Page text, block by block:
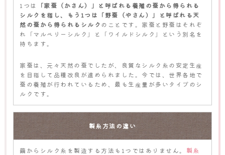
1つは
「家蚕（かさん）」と呼ばれる養殖の蚕から得られる
シルクを指し、もう1つは「野蚕（やさん）」と呼ばれる天
然の蚕から得られるシルク のことです。家蚕と野蚕はそれぞ
れ「マルベリーシルク」と「ワイルドシルク」という別名を
持ちます。
家蚕は、元々天然の蚕でしたが、良質なシルク糸の安定生産
を目指して品種改良が進められました。今では、世界各地で
蚕の養殖が行われているため、最も生産量が多いタイプのシ
ルクです。
製糸方法の違い
繭からシルク糸を製造する方法も1つではありません。 製糸